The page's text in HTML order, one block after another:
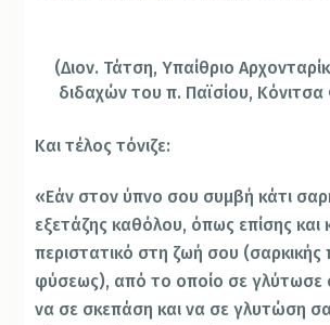
(Διον. Τάτση, Υπαίθριο
διδαχών του π. Παϊσίου, Κόνιτσα
Και τέλος τόνιζε:
«Εάν στον ύπνο σου συμβή κάτι
εξετάζης καθόλου, όπως επίσης και
περιστατικό στη ζωή σου (σαρκικής
φύσεως), από το οποίο σε γλύτωσε
να σε σκεπάση και να σε γλυτώση